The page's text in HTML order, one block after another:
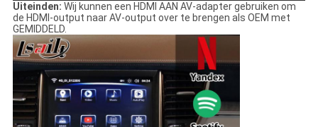
Uiteinden: Wij kunnen een HDMI AAN AV-adapter gebruiken om
de HDMI-output naar AV-output over te brengen als OEM met
GEMIDDELD.